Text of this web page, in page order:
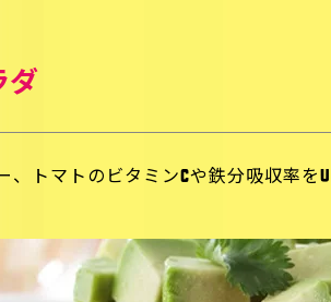
ダ
トマトのビタミンCや鉄分吸収率を